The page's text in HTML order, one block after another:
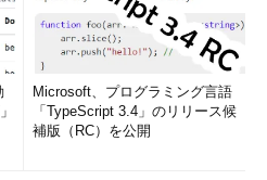
来、メーラーから接続
ーバーの管理者あるい
きる（詳細はこのすぐ
）を記入する。
ポート番号を「587」
Microsoft、プログラミング言語
「TypeScript 3.4」のリリース候
補版（RC）を公開